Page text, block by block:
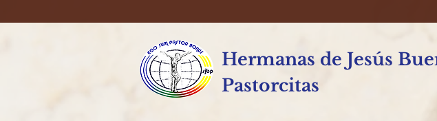
Hermanas de Jesús
Pastorcitas